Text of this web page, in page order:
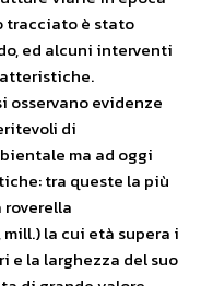
tracciato è stato
ed alcuni interventi
osservano evidenze
di
ma ad oggi
tra queste la più
roverella
la cui età supera i
e la larghezza del suo